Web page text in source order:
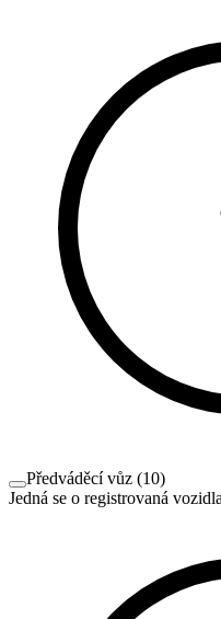
Předváděcí vůz (10)
Jedná se o registrovaná